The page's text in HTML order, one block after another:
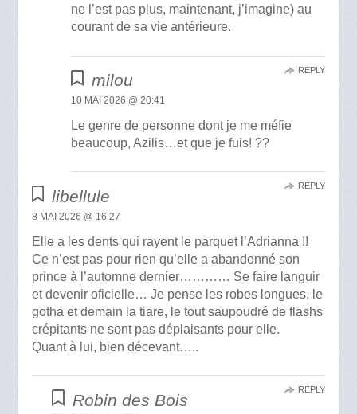
ne l’est pas plus, maintenant, j’imagine) au
courant de sa vie antérieure.
milou
10 MAI 2026 @ 20:41
Le genre de personne dont je me méfie
beaucoup, Azilis…et que je fuis! ??
REPLY
libellule
8 MAI 2026 @ 16:27
Elle a les dents qui rayent le parquet l’Adrianna !!
Ce n’est pas pour rien qu’elle a abandonné son
prince à l’automne dernier………… Se faire languir
et devenir oficielle… Je pense les robes longues, le
gotha et demain la tiare, le tout saupoudré de flashs
crépitants ne sont pas déplaisants pour elle.
Quant à lui, bien décevant…..
REPLY
Robin des Bois
REPLY